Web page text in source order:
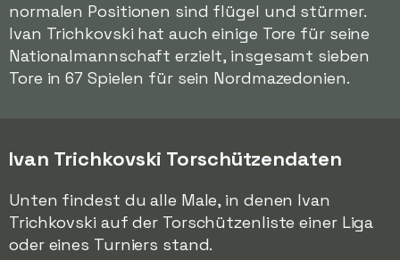
normalen Positionen sind flügel und stürmer.
Ivan Trichkovski hat auch einige Tore für seine
Nationalmannschaft erzielt, insgesamt sieben
Tore in 67 Spielen für sein Nordmazedonien.
Ivan Trichkovski Torschützendaten
Unten findest du alle Male, in denen Ivan
Trichkovski auf der Torschützenliste einer Liga
oder eines Turniers stand.